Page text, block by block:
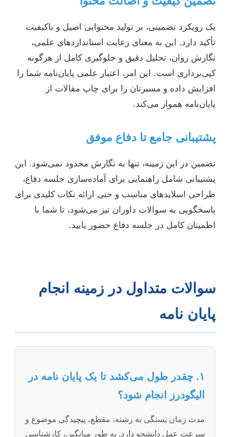
یک رویکرد تضمینی، بر تولید محتوایی اصیل و باکیفیت
تأکید دارد. این به معنای رعایت استانداردهای علمی،
نگارش روان، تحلیل دقیق و جلوگیری کامل از هرگونه
کپی‌برداری است. این امر، اعتبار علمی پایان‌نامه شما را
افزایش داده و مسیرتان را برای چاپ مقالات از
پایان‌نامه هموار می‌کند.
پشتیبانی جامع تا دفاع موفق
تضمین در این زمینه، تنها به نگارش محدود نمی‌شود. این
پشتیبانی شامل راهنمایی برای آماده‌سازی جلسه دفاع،
طراحی اسلایدهای مناسب و حتی ارائه نکات کلیدی برای
پاسخگویی به سوالات داوران نیز می‌شود، تا شما با
اطمینان کامل در جلسه دفاع حضور یابید.
سوالات متداول در زمینه انجام
پایان نامه
۱. چقدر طول می‌کشد تا یک پایان نامه در
الیگودرز انجام شود؟
مدت زمان بستگی به رشته، مقطع، پیچیدگی موضوع و
سرعت عمل دانشجو دارد. به طور میانگین، کارشناسی